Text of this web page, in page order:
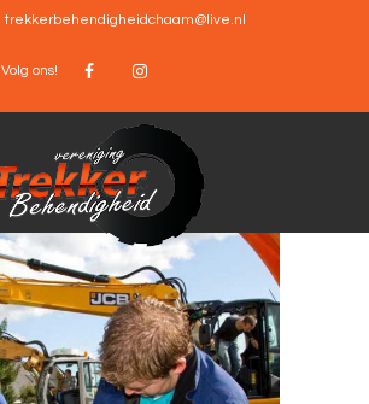
trekkerbehendigheidchaam@live.nl
Volg ons!